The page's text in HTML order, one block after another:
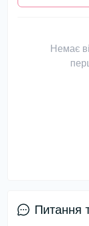
Немає
Питання